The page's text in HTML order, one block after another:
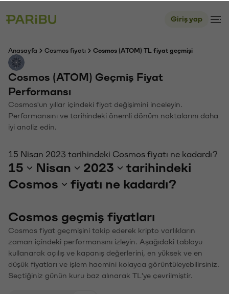
Giriş yap
Anasayfa Cosmos fiyatı Cosmos (ATOM) TL fiyat geçmişi
Cosmos (ATOM) Geçmiş Fiyat
Performansı
Cosmos'un yıllar içindeki fiyat değişimini inceleyin.
Performansını ve tarihindeki önemli dönüm noktalarını daha
iyi analiz edin.
15 Nisan 2023 tarihindeki Cosmos fiyatı ne kadardı?
15 Nisan 2023
tarihindeki
Cosmos
fiyatı ne kadardı?
Cosmos geçmiş fiyatları
Cosmos fiyat geçmişini takip ederek kripto varlıkların
zaman içindeki performansını izleyin. Aşağıdaki tabloyu
kullanarak açılış ve kapanış değerlerini, en yüksek ve en
düşük fiyatları ve işlem hacmini kolayca görüntüleyebilirsiniz.
Seçtiğiniz günün kuru baz alınarak TL'ye çevrilmiştir.